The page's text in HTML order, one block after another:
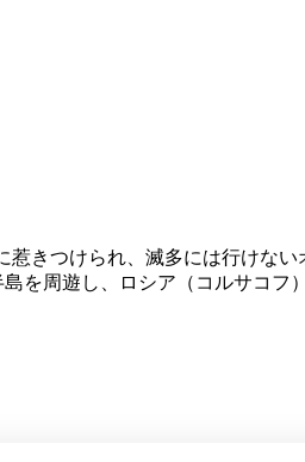
きつけられ、滅多には行けな
を周遊し、ロシア（コルサコ